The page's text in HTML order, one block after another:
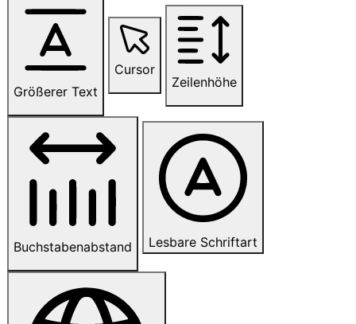
Größerer Text
Cursor
Zeilenhöhe
Buchstabenabstand Lesbare Schriftart